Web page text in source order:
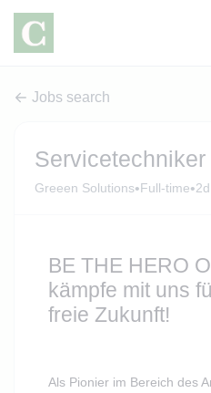
Jobs search
Servicetechniker
Greeen Solutions•Full-time•
BE THE HERO
kämpfe mit uns
freie Zukunft!
Als Pionier im Bereich des